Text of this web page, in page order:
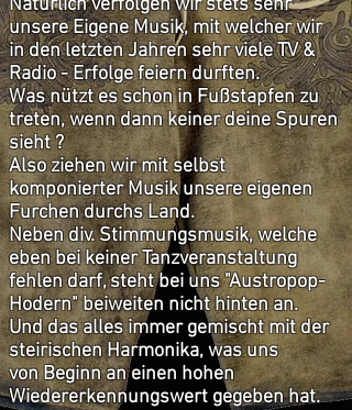
Natürlich verfolgen wir stets sehr
unsere Eigene Musik, mit welcher wir
in den letzten Jahren sehr viele TV &
Radio - Erfolge feiern durften.
Was nützt es schon in Fußstapfen zu
treten, wenn dann keiner deine Spuren
sieht ?
Also ziehen wir mit selbst
komponierter Musik unsere eigenen
Furchen durchs Land.
Neben div. Stimmungsmusik, welche
eben bei keiner Tanzveranstaltung
fehlen darf, steht bei uns "Austropop-
Hodern" beiweiten nicht hinten an.
Und das alles immer gemischt mit der
steirischen Harmonika, was uns
von Beginn an einen hohen
Wiedererkennungswert gegeben hat.